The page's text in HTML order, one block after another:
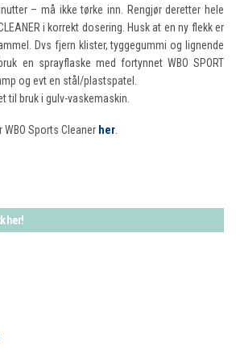
– må ikke tørke inn. Rengjør deretter hele
i korrekt dosering. Husk at en ny flekk er
Dvs fjern klister, tyggegummi og lignende
en sprayflaske med fortynnet WBO SPORT
og evt en stål/plastspatel.
til bruk i gulv-vaskemaskin.
Sports Cleaner her.
her!